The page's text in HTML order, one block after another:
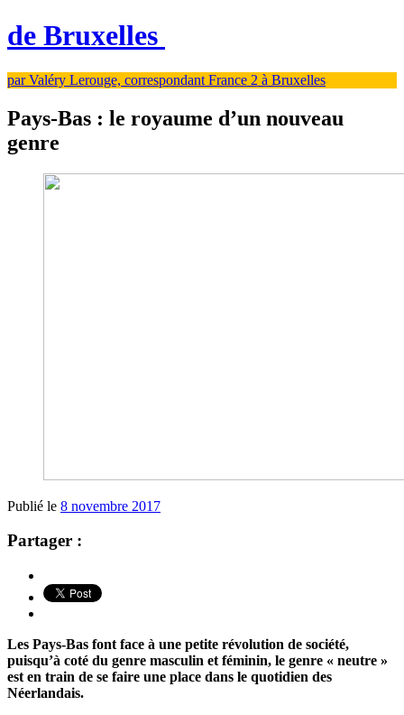
de Bruxelles
par Valéry Lerouge, correspondant France 2 à Bruxelles
Pays-Bas : le royaume d’un nouveau
genre
Publié le 8 novembre 2017
Partager :
Les Pays-Bas font face à une petite révolution de société,
puisqu’à coté du genre masculin et féminin, le genre « neutre »
est en train de se faire une place dans le quotidien des
Néerlandais.